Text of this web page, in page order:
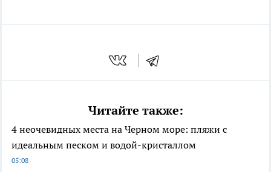
Читайте также:
4 неочевидных места на Черном море: пляжи с
идеальным песком и водой-кристаллом
05:08